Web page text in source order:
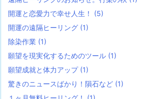
開運と恋愛力で幸せ人生！ (5)
開運の遠隔ヒーリング (1)
除染作業 (1)
願望を現実化するためのツール (1)
願望成就と体力アップ (1)
驚きのニュースばかり！隕石など (1)